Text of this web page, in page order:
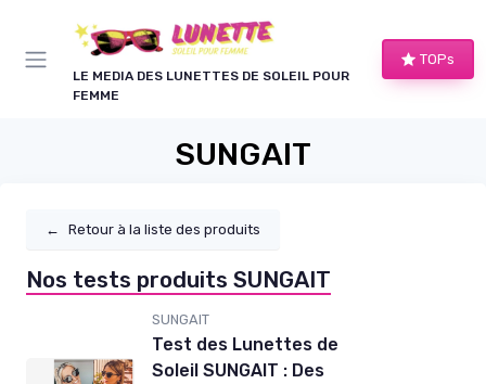
LE MEDIA DES LUNETTES DE SOLEIL POUR
FEMME
TOPs
SUNGAIT
← Retour à la liste des produits
Nos tests produits SUNGAIT
SUNGAIT
Test des Lunettes de
Soleil SUNGAIT : Des